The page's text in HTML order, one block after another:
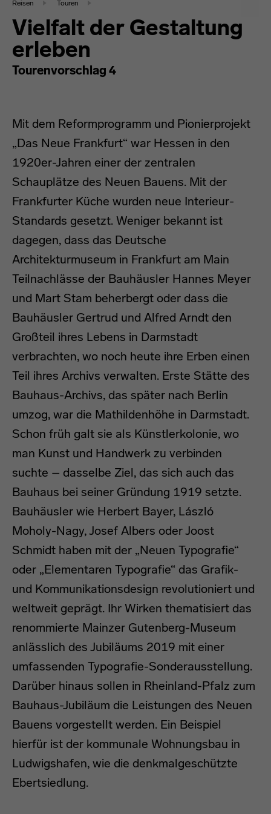
Reisen Touren
Vielfalt der Gestaltung
erleben
Tourenvorschlag 4
Mit dem Reformprogramm und Pionierprojekt
„Das Neue Frankfurt“ war Hessen in den
1920er-Jahren einer der zentralen
Schauplätze des Neuen Bauens. Mit der
Frankfurter Küche wurden neue Interieur-
Standards gesetzt. Weniger bekannt ist
dagegen, dass das Deutsche
Architekturmuseum in Frankfurt am Main
Teilnachlässe der Bauhäusler Hannes Meyer
und Mart Stam beherbergt oder dass die
Bauhäusler Gertrud und Alfred Arndt den
Großteil ihres Lebens in Darmstadt
verbrachten, wo noch heute ihre Erben einen
Teil ihres Archivs verwalten. Erste Stätte des
Bauhaus-Archivs, das später nach Berlin
umzog, war die Mathildenhöhe in Darmstadt.
Schon früh galt sie als Künstlerkolonie, wo
man Kunst und Handwerk zu verbinden
suchte – dasselbe Ziel, das sich auch das
Bauhaus bei seiner Gründung 1919 setzte.
Bauhäusler wie Herbert Bayer, László
Moholy-Nagy, Josef Albers oder Joost
Schmidt haben mit der „Neuen Typografie“
oder „Elementaren Typografie“ das Grafik-
und Kommunikationsdesign revolutioniert und
weltweit geprägt. Ihr Wirken thematisiert das
renommierte Mainzer Gutenberg-Museum
anlässlich des Jubiläums 2019 mit einer
umfassenden Typografie-Sonderausstellung.
Darüber hinaus sollen in Rheinland-Pfalz zum
Bauhaus-Jubiläum die Leistungen des Neuen
Bauens vorgestellt werden. Ein Beispiel
hierfür ist der kommunale Wohnungsbau in
Ludwigshafen, wie die denkmalgeschützte
Ebertsiedlung.